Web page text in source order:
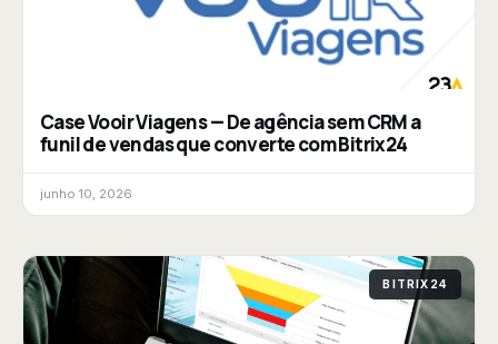
Case Vooir Viagens — De agência sem CRM a
funil de vendas que converte com Bitrix24
junho 10, 2026
BITRIX24